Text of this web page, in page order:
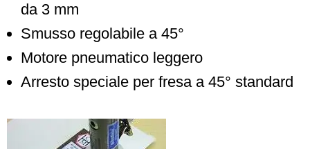
da 3 mm
Smusso regolabile a 45°
Motore pneumatico leggero
Arresto speciale per fresa a 45° standard